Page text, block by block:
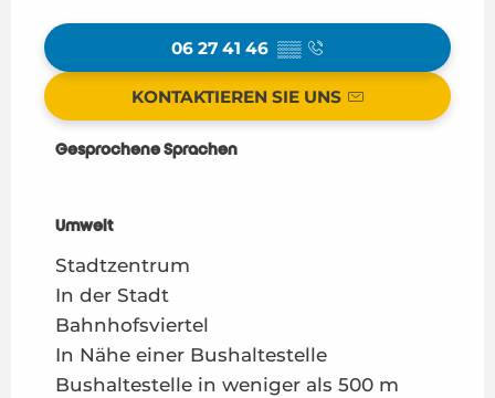
06 27 41 46 ▒▒
KONTAKTIEREN SIE UNS
Gesprochene Sprachen
Gesprochene Sprachen
Umwelt
Umwelt
Stadtzentrum
In der Stadt
Bahnhofsviertel
In Nähe einer Bushaltestelle
Bushaltestelle in weniger als 500 m